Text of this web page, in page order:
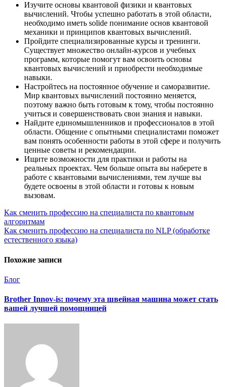
Изучите основы квантовой физики и квантовых
вычислений. Чтобы успешно работать в этой области,
необходимо иметь solide понимание основ квантовой
механики и принципов квантовых вычислений.
Пройдите специализированные курсы и тренинги.
Существует множество онлайн-курсов и учебных
программ, которые помогут вам освоить основы
квантовых вычислений и приобрести необходимые
навыки.
Настройтесь на постоянное обучение и саморазвитие.
Мир квантовых вычислений постоянно меняется,
поэтому важно быть готовым к тому, чтобы постоянно
учиться и совершенствовать свои знания и навыки.
Найдите единомышленников и профессионалов в этой
области. Общение с опытными специалистами поможет
вам понять особенности работы в этой сфере и получить
ценные советы и рекомендации.
Ищите возможности для практики и работы на
реальных проектах. Чем больше опыта вы наберете в
работе с квантовыми вычислениями, тем лучше вы
будете освоены в этой области и готовы к новым
вызовам.
Навигация
по
записям
Как сменить профессию на специалиста по квантовым
алгоритмам
Как сменить профессию на специалиста по NLP (обработке
естественного языка)
Похожие записи
Блог
Brother Innov-is: почему эта швейная машина может стать
вашей лучшей помощницей